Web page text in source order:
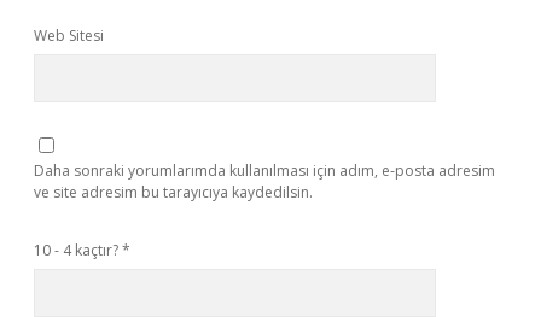
Web Sitesi
Daha sonraki yorumlarımda kullanılması için adım, e-posta adresim
ve site adresim bu tarayıcıya kaydedilsin.
10 - 4 kaçtır?*